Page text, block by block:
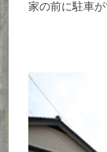
家の前に駐車